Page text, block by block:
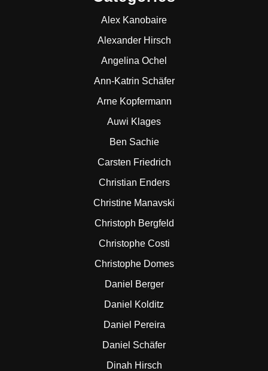
Alex Kanobaire
Alexander Hirsch
Angelina Ochel
Ann-Katrin Schäfer
Arne Kopfermann
Auwi Klages
Ben Sachie
Carsten Friedrich
Christian Enders
Christine Manavski
Christoph Bergfeld
Christophe Costi
Christophe Domes
Daniel Berger
Daniel Kolditz
Daniel Pereira
Daniel Schäfer
Dinah Hirsch